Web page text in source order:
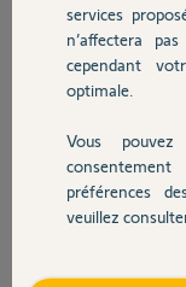
Autres produits
Devis avec
Contact
Bonjour
Ci joint le tableau de
JACKY M.
services
n’affectera
cependant
optimale.
Vous
préférences
veuillez